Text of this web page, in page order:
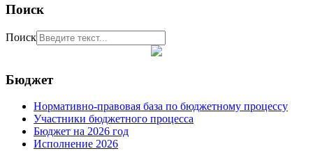
Поиск
Поиск
Бюджет
Нормативно-правовая база по бюджетному процессу
Участники бюджетного процесса
Бюджет на 2026 год
Исполнение 2026